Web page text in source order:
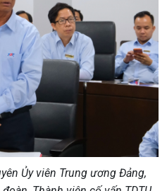
Ủy viên Trung ương Đảng,